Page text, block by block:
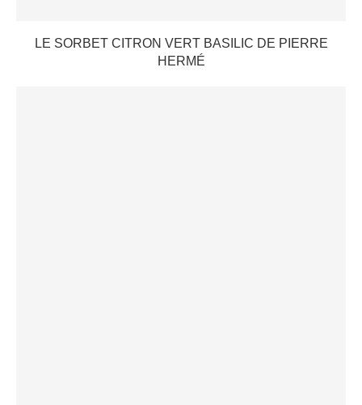
LE SORBET CITRON VERT BASILIC DE PIERRE
HERMÉ